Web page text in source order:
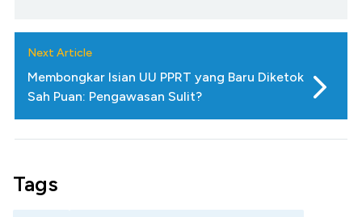
Next Article
Membongkar Isian UU PPRT yang Baru Diketok
Sah Puan: Pengawasan Sulit?
Tags